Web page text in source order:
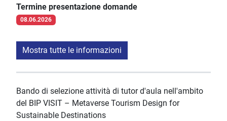
Termine presentazione domande
08.06.2026
Mostra tutte le informazioni
Bando di selezione attività di tutor d'aula nell'ambito
del BIP VISIT – Metaverse Tourism Design for
Sustainable Destinations